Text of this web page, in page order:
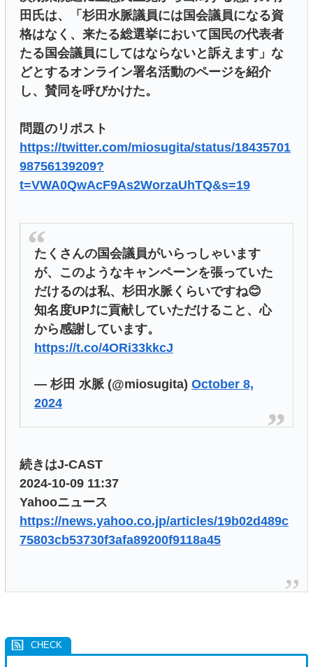
田氏は、「杉田水脈議員には国会議員になる資
格はなく、来たる総選挙において国民の代表者
たる国会議員にしてはならないと訴えます」な
どとするオンライン署名活動のページを紹介
し、賛同を呼びかけた。
問題のリポスト
https://twitter.com/miosugita/status/18435701
98756139209?
t=VWA0QwAcF9As2WorzaUhTQ&s=19
たくさんの国会議員がいらっしゃいます
が、このようなキャンペーンを張っていた
だけるのは私、杉田水脈くらいですね😊
知名度UP⤴️に貢献していただけること、心
から感謝しています。
https://t.co/4ORi33kkcJ
— 杉田 水脈 (@miosugita) October 8,
2024
続きはJ-CAST
2024-10-09 11:37
Yahooニュース
https://news.yahoo.co.jp/articles/19b02d489c
75803cb53730f3afa89200f9118a45